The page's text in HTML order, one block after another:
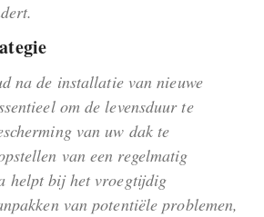
na de installatie van nieuwe
om de levensduur te
van uw dak te
van een regelmatig
helpt bij het vroegtijdig
van potentiële problemen,